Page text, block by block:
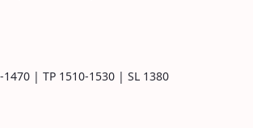
1470 | TP 1510-1530 | SL 1380